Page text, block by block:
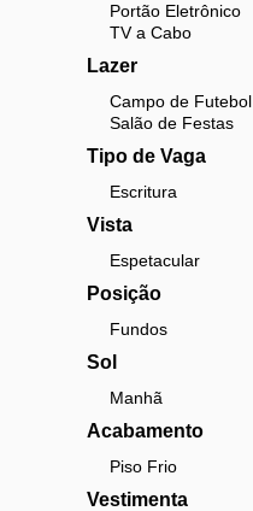
Portão Eletrônico
TV a Cabo
Lazer
Campo de Futebol
Salão de Festas
Tipo de Vaga
Escritura
Vista
Espetacular
Posição
Fundos
Sol
Manhã
Acabamento
Piso Frio
Vestimenta